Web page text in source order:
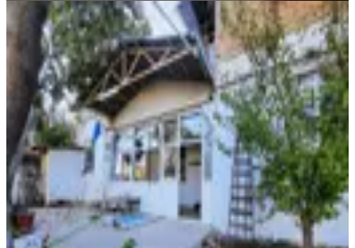
KOMBİLİ
Pınarbaşı Ana Caddede 545 M²
Arsaya Sahip İki Katlı Müstakil Ev
Dulkadiroğlu, Pınarbaşı Mahallesi
4+1·546 m²·18.10.2025
6.500.000 ₺
Doru GayrimenkulMurat Zincirkıran
Ara